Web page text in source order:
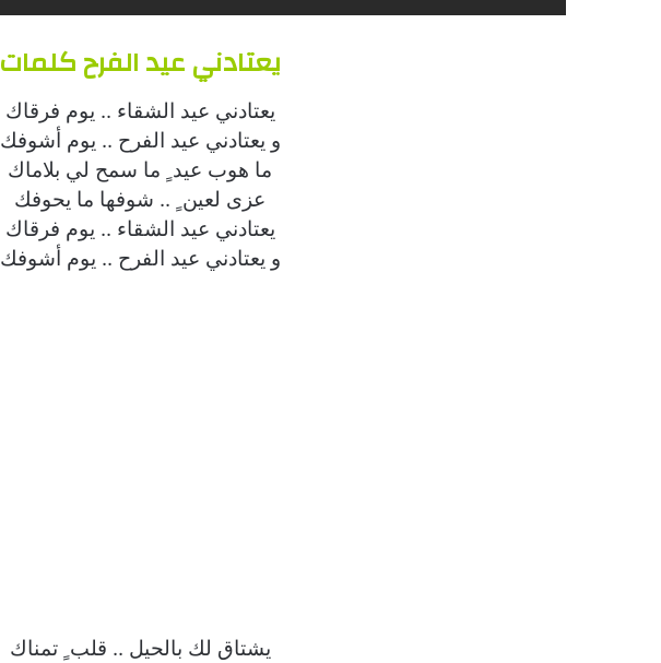
يعتادني عيد الفرحكلمات
يعتادني عيد الشقاء .. يوم فرقاك
و يعتادني عيد الفرح .. يوم أشوفك
ما هوب عيد ٍ ما سمح لي بلاماك
عزى لعين ٍ .. شوفها ما يحوفك
يعتادني عيد الشقاء .. يوم فرقاك
و يعتادني عيد الفرح .. يوم أشوفك
يشتاق لك بالحيل .. قلب ٍ تمناك